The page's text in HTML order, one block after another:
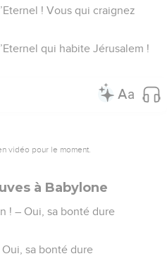
! Vous qui craignez
qui habite Jérusalem !
vidéo pour le moment.
à Babylone
! – Oui, sa bonté dure
sa bonté dure